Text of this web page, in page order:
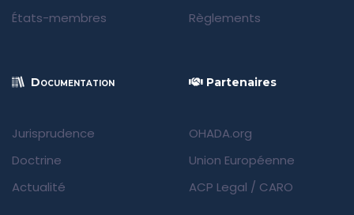
États-membres
Règlements
Documentation
Jurisprudence
Doctrine
Actualité
Partenaires
OHADA.org
Union Européenne
ACP Legal / CARO